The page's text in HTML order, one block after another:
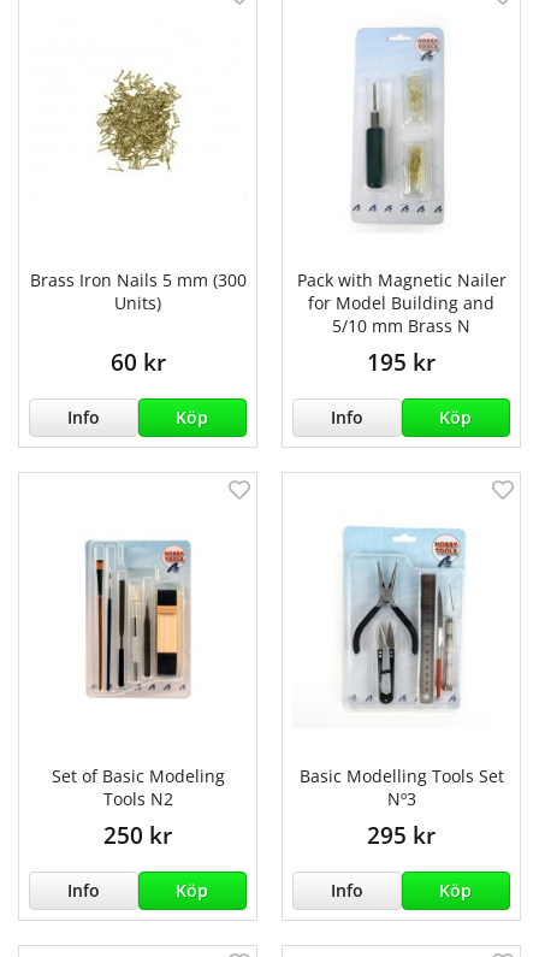
Brass Iron Nails 5 mm (300
Units)
60 kr
Info Köp
Pack with Magnetic Nailer
for Model Building and
5/10 mm Brass N
195 kr
Info Köp
Set of Basic Modeling
Tools N2
250 kr
Info Köp
Basic Modelling Tools Set
Nº3
295 kr
Info Köp